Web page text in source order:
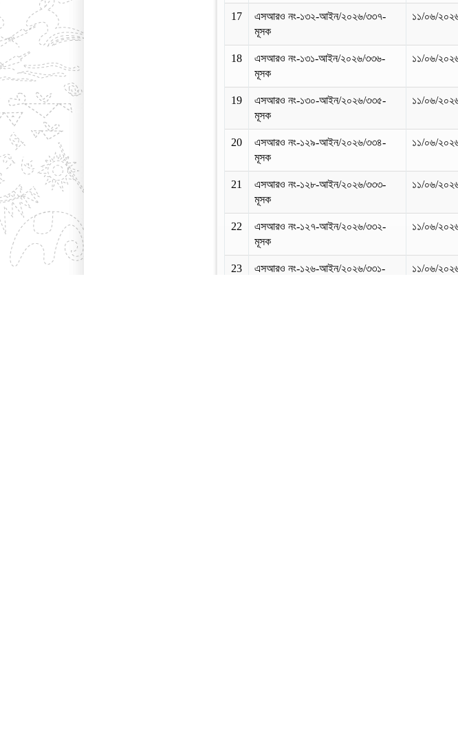
17
এসআরও নং-১৩২-আইন/২০২৬/৩৩৭-
মূসক
১১/০৬/
18
এসআরও নং-১৩১-আইন/২০২৬/৩৩৬-
মূসক
১১/০৬/
19
এসআরও নং-১৩০-আইন/২০২৬/৩৩৫-
মূসক
১১/০৬/
20
এসআরও নং-১২৯-আইন/২০২৬/৩৩৪-
মূসক
১১/০৬/
21
এসআরও নং-১২৮-আইন/২০২৬/৩৩৩-
মূসক
১১/০৬/
22
এসআরও নং-১২৭-আইন/২০২৬/৩৩২-
মূসক
১১/০৬/
23
এসআরও নং-১২৬-আইন/২০২৬/৩৩১-
১১/০৬/